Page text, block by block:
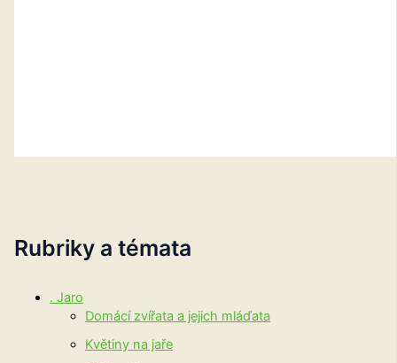
Rubriky a témata
. Jaro
Domácí zvířata a jejich mláďata
Květiny na jaře